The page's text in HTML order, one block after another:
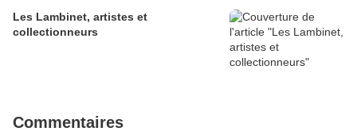
Les Lambinet, artistes et
collectionneurs
Commentaires